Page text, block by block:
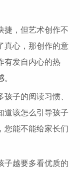
，但艺术创作不
真心，那创作的意
有发自内心的热
子的阅读习惯、
道该怎么引导孩子
您能不能给家长们
越要多看优质的